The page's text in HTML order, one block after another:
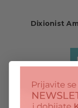
Dixionist